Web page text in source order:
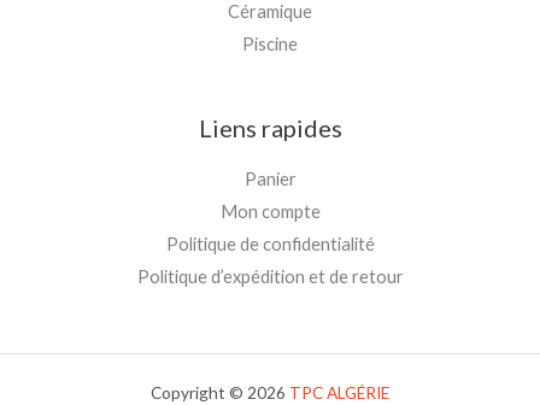
Céramique
Piscine
Liens rapides
Panier
Mon compte
Politique de confidentialité
Politique d’expédition et de retour
Copyright © 2026 TPCALGÉRIE